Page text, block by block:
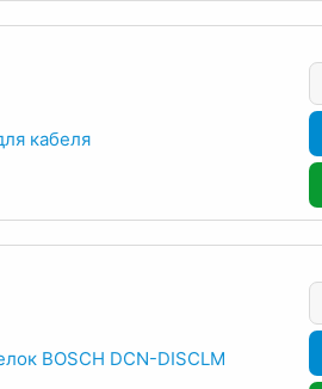
кабеля
BOSCH DCN-DISCLM